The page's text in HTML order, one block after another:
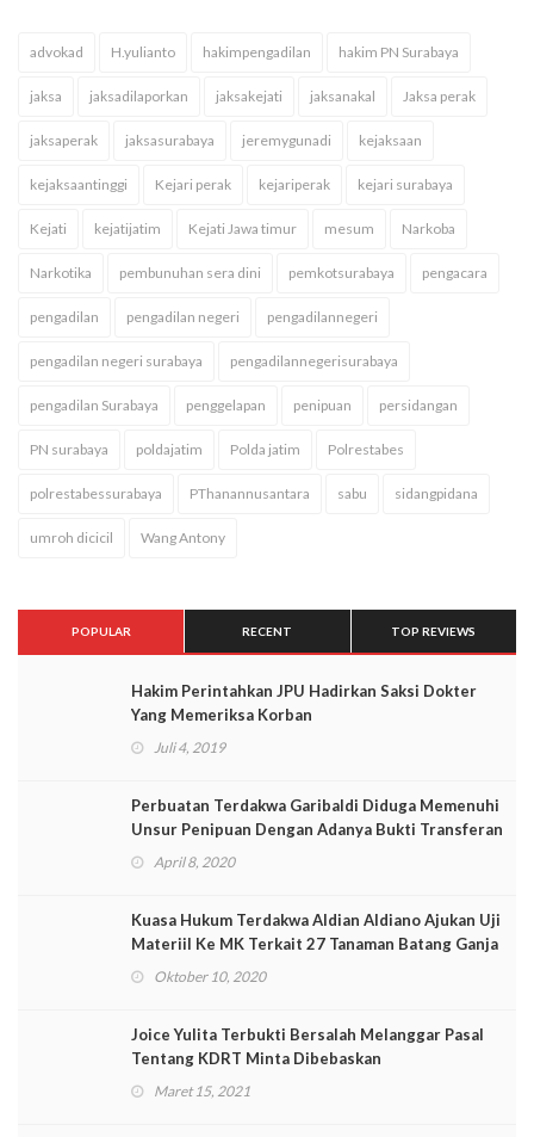
advokad H.yulianto hakimpengadilan hakim PN Surabaya
jaksa jaksadilaporkan jaksakejati jaksanakal Jaksa perak
jaksaperak jaksasurabaya jeremygunadi kejaksaan
kejaksaantinggi Kejari perak kejariperak kejari surabaya
Kejati kejatijatim Kejati Jawa timur mesum Narkoba
Narkotika pembunuhan sera dini pemkotsurabaya pengacara
pengadilan pengadilan negeri pengadilannegeri
pengadilan negeri surabaya pengadilannegerisurabaya
pengadilan Surabaya penggelapan penipuan persidangan
PN surabaya poldajatim Polda jatim Polrestabes
polrestabessurabaya PThanannusantara sabu sidangpidana
umroh dicicil Wang Antony
POPULAR RECENT TOP REVIEWS
Hakim Perintahkan JPU Hadirkan Saksi Dokter
Yang Memeriksa Korban
Juli 4, 2019
Perbuatan Terdakwa Garibaldi Diduga Memenuhi
Unsur Penipuan Dengan Adanya Bukti Transferan
April 8, 2020
Kuasa Hukum Terdakwa Aldian Aldiano Ajukan Uji
Materiil Ke MK Terkait 27 Tanaman Batang Ganja
Oktober 10, 2020
Joice Yulita Terbukti Bersalah Melanggar Pasal
Tentang KDRT Minta Dibebaskan
Maret 15, 2021